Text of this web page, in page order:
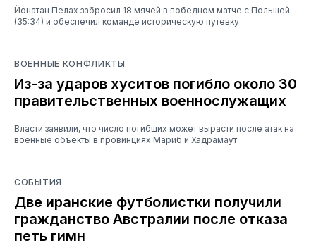
Йонатан Пелах забросил 18 мячей в победном матче с Польшей
(35:34) и обеспечил команде историческую путевку
ВОЕННЫЕ КОНФЛИКТЫ
Из-за ударов хуситов погибло около 30
правительственных военнослужащих
Власти заявили, что число погибших может вырасти после атак на
военные объекты в провинциях Мариб и Хадрамаут
СОБЫТИЯ
Две иранские футболистки получили
гражданство Австралии после отказа
петь гимн